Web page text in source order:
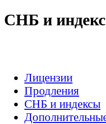
СНБ и
Лицензии
Продления
СНБ и индексы